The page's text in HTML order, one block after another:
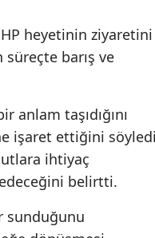
heyetinin ziyaretini
barış ve
anlam taşıdığını
işaret ettiğini
ihtiyaç
belirtti.
sunduğunu